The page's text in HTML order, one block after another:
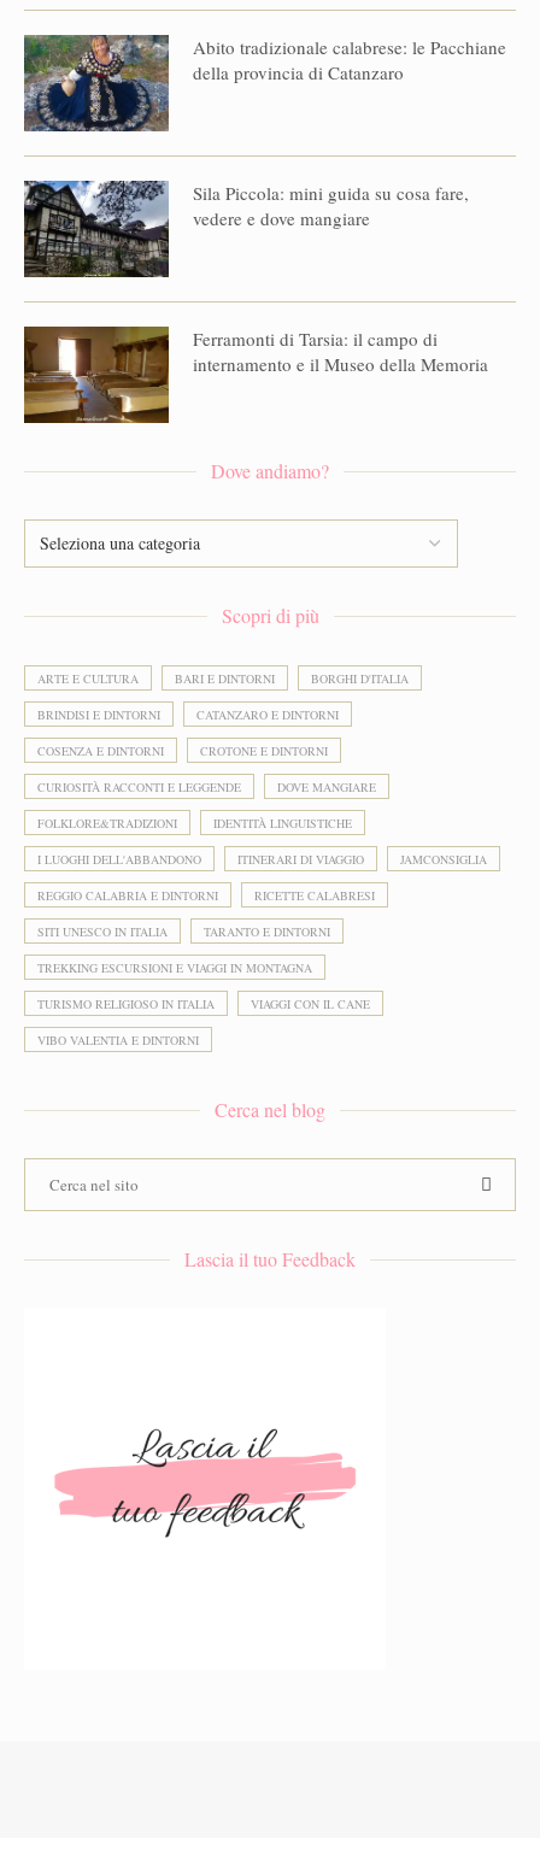
Abito tradizionale calabrese: le Pacchiane
della provincia di Catanzaro
Sila Piccola: mini guida su cosa fare,
vedere e dove mangiare
Ferramonti di Tarsia: il campo di
internamento e il Museo della Memoria
Dove andiamo?
Scopri di più
ARTE E CULTURA BARI E DINTORNI BORGHI D'ITALIA
BRINDISI E DINTORNI CATANZARO E DINTORNI
COSENZA E DINTORNI CROTONE E DINTORNI
CURIOSITÀ RACCONTI E LEGGENDE DOVE MANGIARE
FOLKLORE&TRADIZIONI IDENTITÀ LINGUISTICHE
I LUOGHI DELL'ABBANDONO ITINERARI DI VIAGGIO JAMCONSIGLIA
REGGIO CALABRIA E DINTORNI RICETTE CALABRESI
SITI UNESCO IN ITALIA TARANTO E DINTORNI
TREKKING ESCURSIONI E VIAGGI IN MONTAGNA
TURISMO RELIGIOSO IN ITALIA VIAGGI CON IL CANE
VIBO VALENTIA E DINTORNI
Cerca nel blog
Lascia il tuo Feedback